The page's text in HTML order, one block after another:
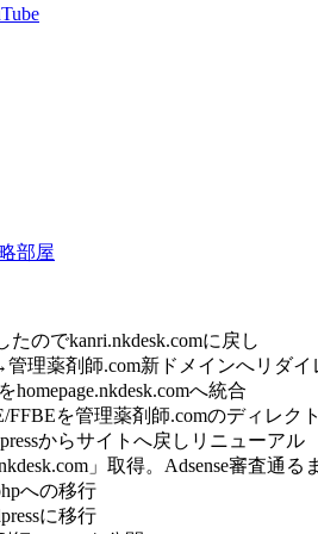
部屋
のでkanri.nkdesk.comに戻し
管理薬剤師.com新ドメインへリダイ
homepage.nkdesk.comへ統合
FFBEを管理薬剤師.comのディレ
からサイトへ戻しリニューアル
」取得。Adsense審査通る
への移行
に移行